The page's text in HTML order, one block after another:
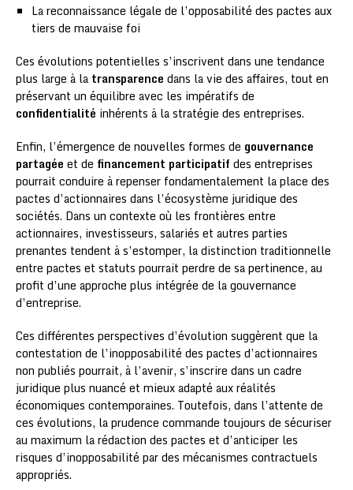
La reconnaissance légale de l’opposabilité des pactes aux
tiers de mauvaise foi
Ces évolutions potentielles s’inscrivent dans une tendance
plus large à la transparence dans la vie des affaires, tout en
préservant un équilibre avec les impératifs de
confidentialité inhérents à la stratégie des entreprises.
Enfin, l’émergence de nouvelles formes de gouvernance
partagée et de financement participatif des entreprises
pourrait conduire à repenser fondamentalement la place des
pactes d’actionnaires dans l’écosystème juridique des
sociétés. Dans un contexte où les frontières entre
actionnaires, investisseurs, salariés et autres parties
prenantes tendent à s’estomper, la distinction traditionnelle
entre pactes et statuts pourrait perdre de sa pertinence, au
profit d’une approche plus intégrée de la gouvernance
d’entreprise.
Ces différentes perspectives d’évolution suggèrent que la
contestation de l’inopposabilité des pactes d’actionnaires
non publiés pourrait, à l’avenir, s’inscrire dans un cadre
juridique plus nuancé et mieux adapté aux réalités
économiques contemporaines. Toutefois, dans l’attente de
ces évolutions, la prudence commande toujours de sécuriser
au maximum la rédaction des pactes et d’anticiper les
risques d’inopposabilité par des mécanismes contractuels
appropriés.